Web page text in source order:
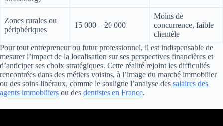
Zones rurales ou
périphériques
15 000 – 20 000
Moins de
concurrence, faible
clientèle
Pour tout entrepreneur ou futur professionnel, il est indispensable de
mesurer l’impact de la localisation sur ses perspectives financières et
d’anticiper ses choix stratégiques. Cette réalité rejoint les difficultés
rencontrées dans des métiers voisins, à l’image du marché immobilier
ou des soins libéraux, comme le souligne l’analyse des salaires des
agents immobiliers ou des dentistes en France.